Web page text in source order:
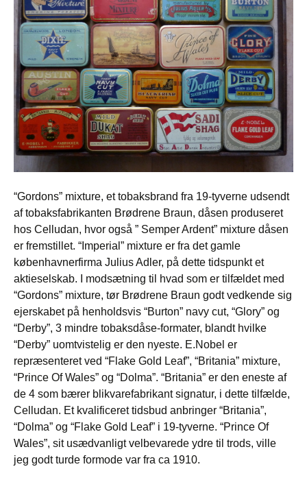
“Gordons” mixture, et tobaksbrand fra 19-tyverne udsendt
af tobaksfabrikanten Brødrene Braun, dåsen produseret
hos Celludan, hvor også ” Semper Ardent” mixture dåsen
er fremstillet. “Imperial” mixture er fra det gamle
københavnerfirma Julius Adler, på dette tidspunkt et
aktieselskab. I modsætning til hvad som er tilfældet med
“Gordons” mixture, tør Brødrene Braun godt vedkende sig
ejerskabet på henholdsvis “Burton” navy cut, “Glory” og
“Derby”, 3 mindre tobaksdåse-formater, blandt hvilke
“Derby” uomtvistelig er den nyeste. E.Nobel er
repræsenteret ved “Flake Gold Leaf”, “Britania” mixture,
“Prince Of Wales” og “Dolma”. “Britania” er den eneste af
de 4 som bærer blikvarefabrikant signatur, i dette tilfælde,
Celludan. Et kvalificeret tidsbud anbringer “Britania”,
“Dolma” og “Flake Gold Leaf” i 19-tyverne. “Prince Of
Wales”, sit usædvanligt velbevarede ydre til trods, ville
jeg godt turde formode var fra ca 1910.